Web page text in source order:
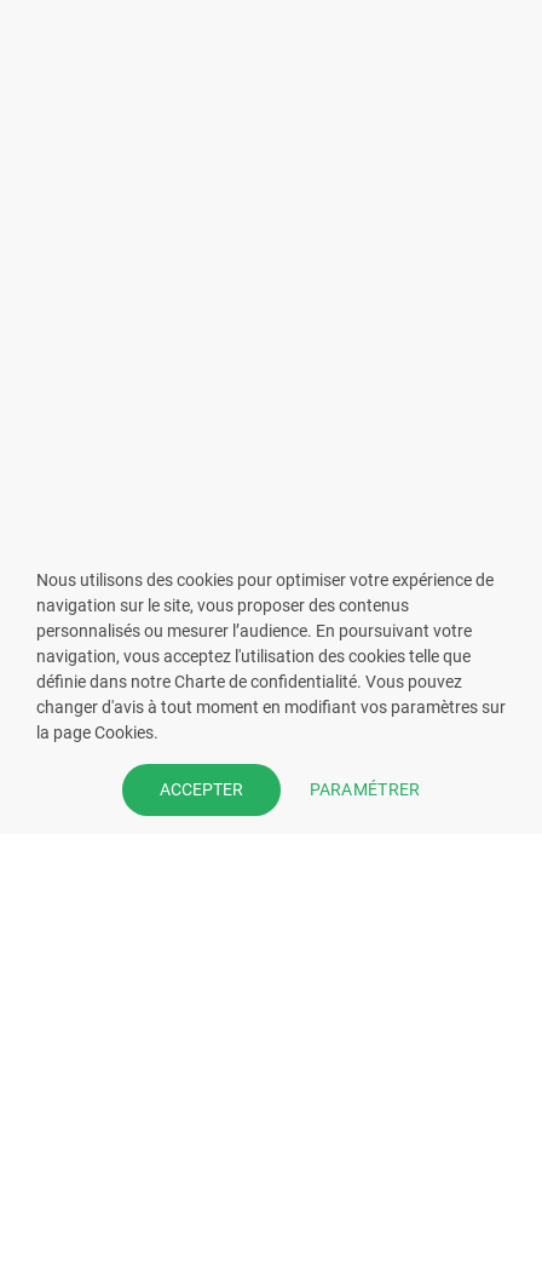
VOUS ÊTES PHARMACIEN ?
Prenez la main sur votre fiche
pharmacie et offrez à vos patient
Nous utilisons des cookies pour optimiser votre expérience de
navigation sur le site, vous proposer des contenus
personnalisés ou mesurer l’audience. En poursuivant votre
navigation, vous acceptez l'utilisation des cookies telle que
définie dans notre Charte de confidentialité. Vous pouvez
changer d'avis à tout moment en modifiant vos paramètres sur
la page Cookies.
ACCEPTER PARAMÉTRER